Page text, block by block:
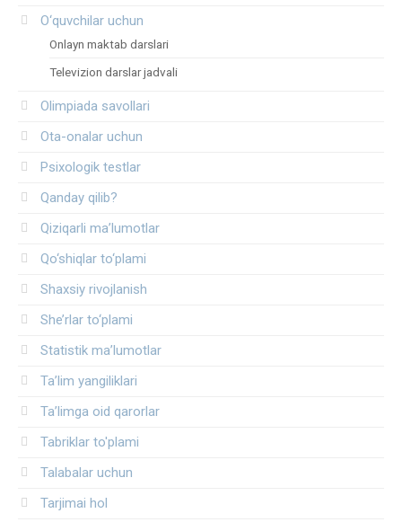
O‘quvchilar uchun
Onlayn maktab darslari
Televizion darslar jadvali
Olimpiada savollari
Ota-onalar uchun
Psixologik testlar
Qanday qilib?
Qiziqarli ma’lumotlar
Qo‘shiqlar to‘plami
Shaxsiy rivojlanish
She’rlar to‘plami
Statistik ma’lumotlar
Ta’lim yangiliklari
Ta’limga oid qarorlar
Tabriklar to'plami
Talabalar uchun
Tarjimai hol